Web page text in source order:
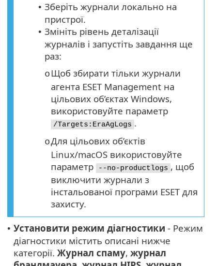
• Зберіть журнали локально на
пристрої.
• Змініть рівень деталізації
журналів і запустіть завдання ще
раз:
oЩоб збирати тільки журнали
агента ESET Management на
цільових об’єктах Windows,
використовуйте параметр
/Targets:EraAgLogs .
oДля цільових об’єктів
Linux/macOS використовуйте
параметр
--no-productlogs , щоб
виключити журнали з
інстальованої програми ESET для
захисту.
• Установити режим діагностики - Режим
діагностики містить описані нижче
категорії. Журнал спаму, журнал